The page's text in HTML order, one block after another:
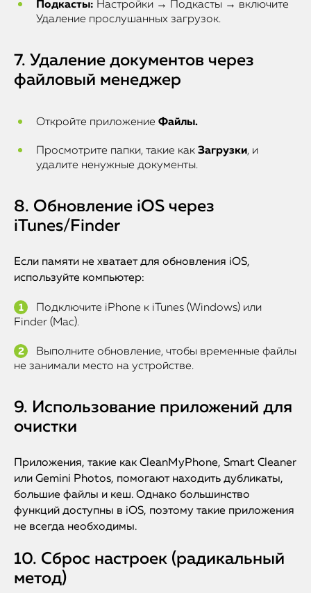
iPhone
MacBook
Watch
iPad
Подкасты: Настройки → Подкасты → включите
Удаление прослушанных загрузок.
7. Удаление документов через
файловый менеджер
Откройте приложение Файлы.
Просмотрите папки, такие как Загрузки, и
удалите ненужные документы.
8. Обновление iOS через
iTunes/Finder
Если памяти не хватает для обновления iOS,
используйте компьютер:
Подключите iPhone к iTunes (Windows) или
Finder (Mac).
Выполните обновление, чтобы временные файлы
не занимали место на устройстве.
9. Использование приложений для
очистки
Приложения, такие как CleanMyPhone, Smart Cleaner
или Gemini Photos, помогают находить дубликаты,
большие файлы и кеш. Однако большинство
функций доступны в iOS, поэтому такие приложения
не всегда необходимы.
10. Сброс настроек (радикальный
метод)